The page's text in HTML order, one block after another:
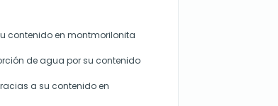
contenido en montmorilonita
de agua por su contenido
a su contenido en